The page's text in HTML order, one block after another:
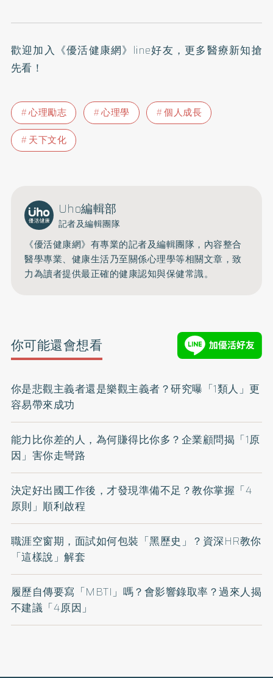
歡迎加入 《優活健康網》line好友 ，更多醫療新知搶
先看！
心理勵志 心理學
個人成長
天下文化
Uho編輯部
記者及編輯團隊
《優活健康網》有專業的記者及編輯團隊，內容整合
醫學專業、健康生活乃至關係心理學等相關文章，致
力為讀者提供最正確的健康認知與保健常識。
你可能還會想看
你是悲觀主義者還是樂觀主義者？研究曝「1類人」更
容易帶來成功
能力比你差的人，為何賺得比你多？企業顧問揭「1原
因」害你走彎路
決定好出國工作後，才發現準備不足？教你掌握「4
原則」順利啟程
職涯空窗期，面試如何包裝「黑歷史」？資深HR教你
「這樣說」解套
履歷自傳要寫「MBTI」嗎？會影響錄取率？過來人揭
不建議「4原因」